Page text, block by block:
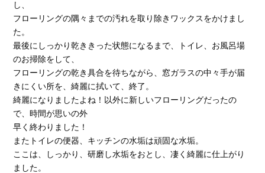
し、
フローリングの隅々までの汚れを取り除きワックスをかけまし
た。
最後にしっかり乾ききった状態になるまで、トイレ、お風呂場
のお掃除をして、
フローリングの乾き具合を待ちながら、窓ガラスの中々手が届
きにくい所を、綺麗に拭いて、終了。
綺麗になりましたよね！以外に新しいフローリングだったの
で、時間が思いの外
早く終わりました！
またトイレの便器、キッチンの水垢は頑固な水垢。
ここは、しっかり、研磨し水垢をおとし、凄く綺麗に仕上がり
ました。